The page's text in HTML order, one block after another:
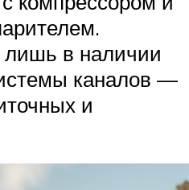
лишь в наличии
каналов —
и